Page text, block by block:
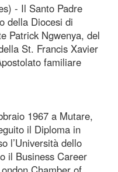
- Il Santo Padre
della Diocesi di
Patrick Ngwenya, del
St. Francis Xavier
familiare
1967 a Mutare,
il Diploma in
l’Università dello
il Business Career